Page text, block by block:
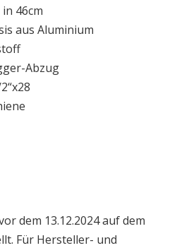
46cm
aus Aluminium
Abzug
dem 13.12.2024 auf dem
Für Hersteller- und